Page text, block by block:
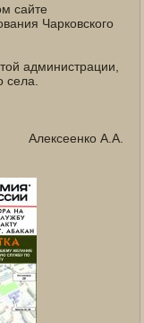
сайте
Чарковского
администрации,
села.
Алексеенко А.А.